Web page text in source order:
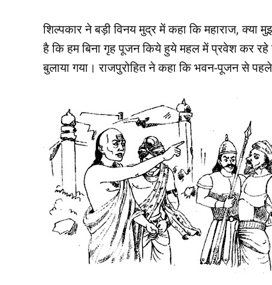
शिल्‍पकार ने बड़ी विनय मुद्र में कहा कि महाराज,
है कि हम बिना गृह पूजन किये हुये महल में प्रवेश कर रहे
बुलाया गया। राजपुरोहित ने कहा कि भवन-पूजन से